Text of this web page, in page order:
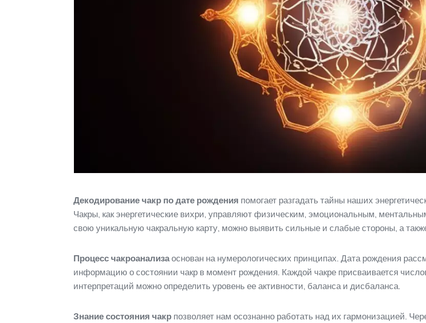
Декодирование чакр по дате рождения помогает разгадать тайны наших
Чакры, как энергетические вихри, управляют физическим, эмоциональным,
свою уникальную чакральную карту, можно выявить сильные и слабые стороны, а
Процесс чакроанализаоснован на нумерологических принципах. Дата рождения
информацию о состоянии чакр в момент рождения. Каждой чакре присваивается
интерпретаций можно определить уровень ее активности, баланса и дисбаланса.
Знание состояния чакр позволяет нам осознанно работать над их гармонизацией.